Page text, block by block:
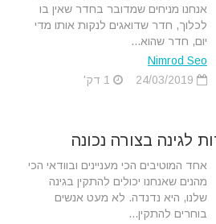
אנחנו מניחים שמדובר בחדר שאין בו
לכלוך, חדר שדואגים לנקות אותו מדי
יום, חדר שהוא...
Nimrod Seo
לגינה בצורה נכונה
אחד המוטיבים הכי מעניינים ובוודאי הכי
מהנים שאנחנו יכולים להתקין בגינה
שלנו, היא נדנדה. לא מעט אנשים
בוחרים להתקין...